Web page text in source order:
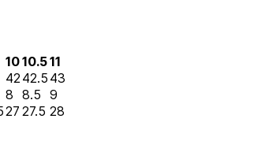
1010.511
42 42.5 43
8 8.5 9
27 27.5 28